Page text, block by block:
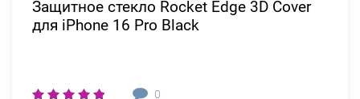
Защитное стекло Rocket Edge 3D Cover
для iPhone 16 Pro Black
0